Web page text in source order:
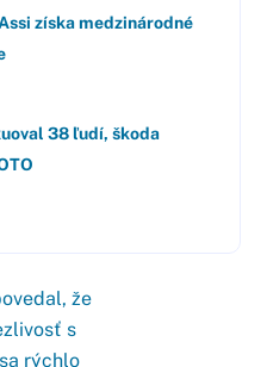
získa medzinárodné
38 ľudí, škoda